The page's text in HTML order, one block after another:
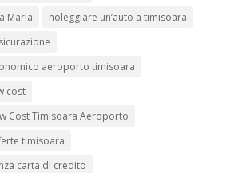
Maria
noleggiare un’auto a timisoara
aeroporto timisoara
cost
Cost Timisoara Aeroporto
timisoara
carta di credito